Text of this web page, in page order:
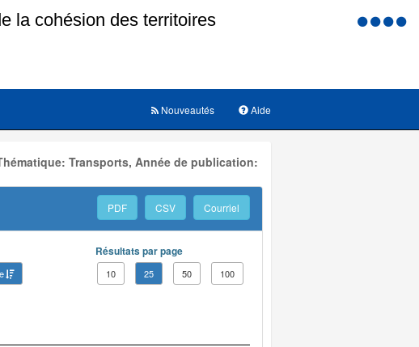
Menu
Aide
Nouveautés
Transports, Année de publication:
PDF CSV Courriel
Résultats par page
10 25 50 100